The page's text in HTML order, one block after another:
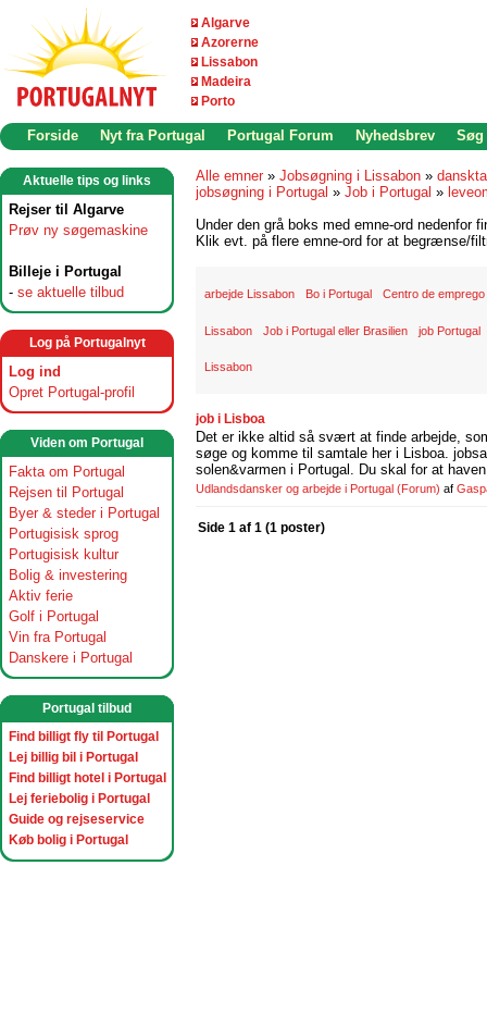
Algarve
Azorerne
Lissabon
Madeira
Porto
Forside Nyt fra Portugal Portugal Forum Nyhedsbrev Søg
Aktuelle tips og links
Rejser til Algarve
Prøv ny søgemaskine
Billeje i Portugal
- se aktuelle tilbud
Log på Portugalnyt
Log ind
Opret Portugal-profil
Viden om Portugal
Fakta om Portugal
Rejsen til Portugal
Byer & steder i Portugal
Portugisisk sprog
Portugisisk kultur
Bolig & investering
Aktiv ferie
Golf i Portugal
Vin fra Portugal
Danskere i Portugal
Portugal tilbud
Find billigt fly til Portugal
Lej billig bil i Portugal
Find billigt hotel i Portugal
Lej feriebolig i Portugal
Guide og rejseservice
Køb bolig i Portugal
Alle emner » Jobsøgning i Lissabon »
jobsøgning i Portugal » Job i Portugal »
Under den grå boks med emne-ord nedenfor
Klik evt. på flere emne-ord for at begrænse/
arbejde Lissabon Bo i Portugal Centro de emprego
Lissabon Job i Portugal eller Brasilien job Portugal
Lissabon
job i Lisboa
Det er ikke altid så svært at finde arbejde,
søge og komme til samtale her i Lisboa.
solen&varmen i Portugal. Du skal for at
Udlandsdansker og arbejde i Portugal (Forum) af
Side 1 af 1 (1 poster)